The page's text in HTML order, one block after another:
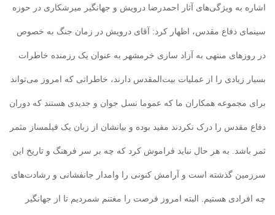
اشاره به ویژگی‌های آثار احمدرضا درویش و جهانگیر میرشکاری در حوزه
سینمای دفاع مقدس، اظهار کرد: آقای درویش در زمان جنگ به خصوص
در روزهای منتهی به آزاد سازی خرمشهر به عنوان یک رزمنده خاطرات
بسیار زیادی را از عملیات بیت‌المقدس دارند، خاطراتی که امروز می‌تواند
برای مجموعه همکاران ما که عموما نسل جوان و جدیدی هستند که دوران
دفاع مقدس را درک نکردند مفید بوده و بیانشان از زبان یک فیلمساز مثمر
ثمر باشد. به هر حال نباید فراموش کرد که چه بر سر فرهنگ و تاریخ این
سرزمین گذشته است و آرامش کنونی را وامدار جانفشانی و رشادت‌های
چه افرادی هستیم. البته امروز فرصت را مغتنم شمردیم تا از جهانگیر